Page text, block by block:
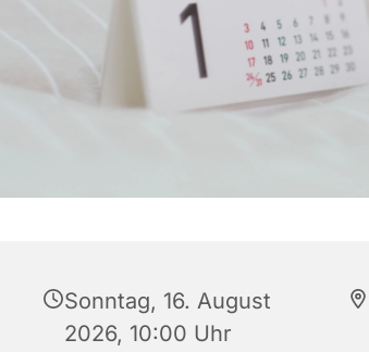
Sonntag, 16. August
2026, 10:00 Uhr